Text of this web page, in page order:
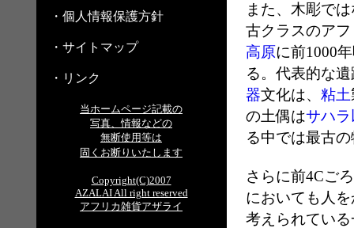
・個人情報保護方針
・サイトマップ
・リンク
当ホームページ記載の
写真、情報などの
無断使用等は
固くお断りいたします
Copyright(C)2007
AZALAI All right reserved
アフリカ雑貨アザライ
また、木彫で
古クラスのア
高原に前1000
る。代表的な
器文化は、 粘土
の土偶はサハ
る中では最古
さらに前4Cご
においても人
考えられてい